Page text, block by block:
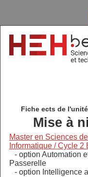
Fiche ects de
Mise à
Master en Sciences
Informatique / Cycle 2
- option Automation
Passerelle
- option Intelligence